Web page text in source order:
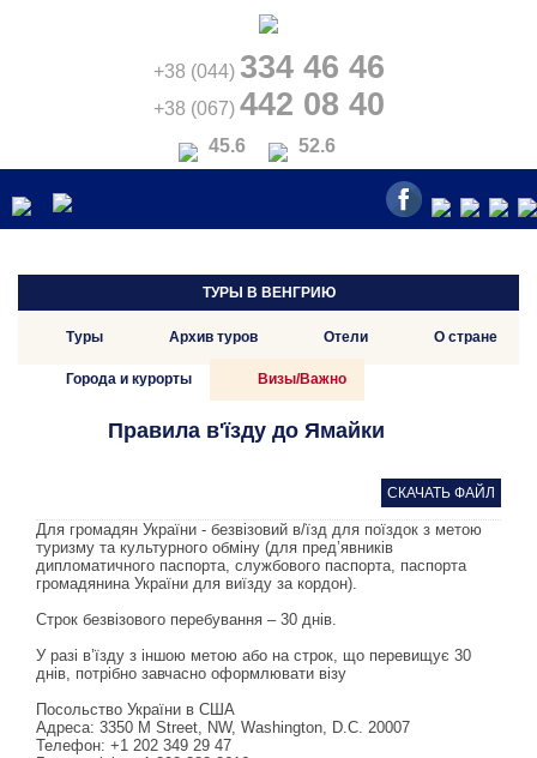
+38 (044) 334 46 46
+38 (067) 442 08 40
45.6 52.6
ТУРЫ В ВЕНГРИЮ
Туры Архив туров Отели О стране
Города и курорты Визы/Важно
Правила в'їзду до Ямайки
СКАЧАТЬ ФАЙЛ
Для громадян України - безвізовий в/їзд для поїздок з метою
туризму та культурного обміну (для пред’явників
дипломатичного паспорта, службового паспорта, паспорта
громадянина України для виїзду за кордон).
Строк безвізового перебування – 30 днів.
У разі в’їзду з іншою метою або на строк, що перевищує 30
днів, потрібно завчасно оформлювати візу
Посольство України в США
Адреса: 3350 M Street, NW, Washington, D.C. 20007
Телефон: +1 202 349 29 47